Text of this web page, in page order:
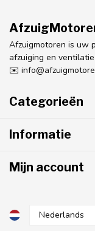
Afzuigmotoren is uw
afzuiging en ventilatie.
✉️
Categorieën
Informatie
Mijn account